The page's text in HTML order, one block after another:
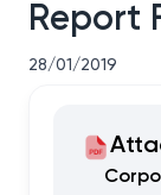
Report
28/01/2019